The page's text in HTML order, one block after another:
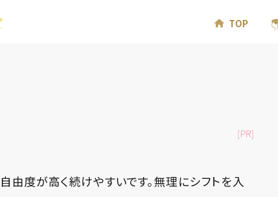
TOP
[PR]
由度が高く続けやすいです。無理にシフトを入